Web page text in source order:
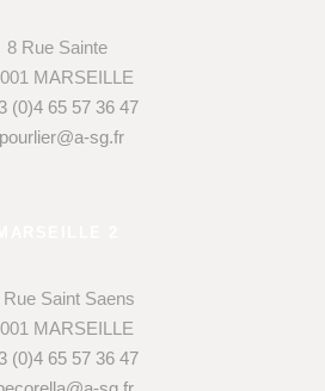
8 Rue Sainte
MARSEILLE
(0)4 65 57 36 47
sg.fr
Rue Saint Saens
MARSEILLE
(0)4 65 57 36 47